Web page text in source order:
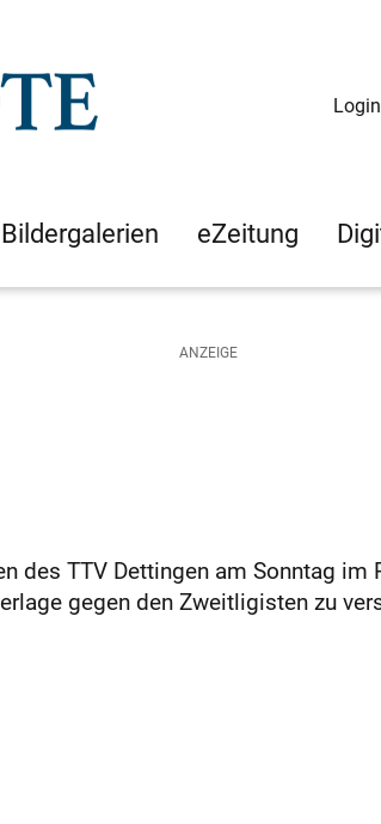
Login
Bildergalerien eZeitung
des TTV Dettingen am Sonntag im
gegen den Zweitligisten zu